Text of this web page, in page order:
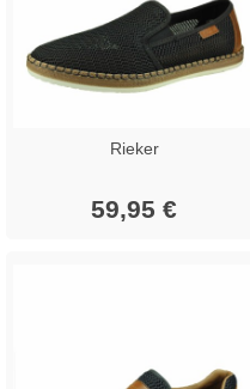
Rieker
59,95 €